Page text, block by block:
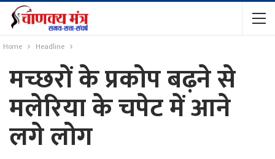
Home Headline
मच्छरों के प्रकोप बढ़ने से
मलेरिया के चपेट में आने
लगे लोग